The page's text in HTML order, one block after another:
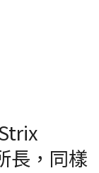
長，同樣